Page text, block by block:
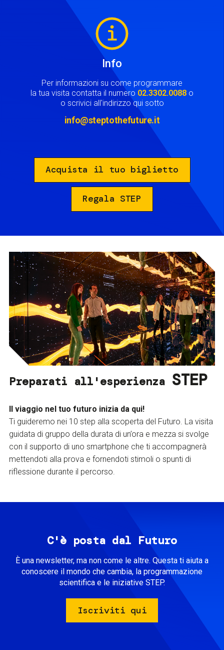
Info
Per informazioni su come programmare
la tua visita contatta il numero 02.3302.0088 o
o scrivici all'indirizzo qui sotto
info@steptothefuture.it
Acquista il tuo biglietto
Regala STEP
Preparati all'esperienza STEP
Il viaggio nel tuo futuro inizia da qui!
Ti guideremo nei 10 step alla scoperta del Futuro. La visita
guidata di gruppo della durata di un’ora e mezza si svolge
con il supporto di uno smartphone che ti accompagnerà
mettendoti alla prova e fornendoti stimoli o spunti di
riflessione durante il percorso.
C'è posta dal Futuro
È una newsletter, ma non come le altre. Questa ti aiuta a
conoscere il mondo che cambia, la programmazione
scientifica e le iniziative STEP.
Iscriviti qui